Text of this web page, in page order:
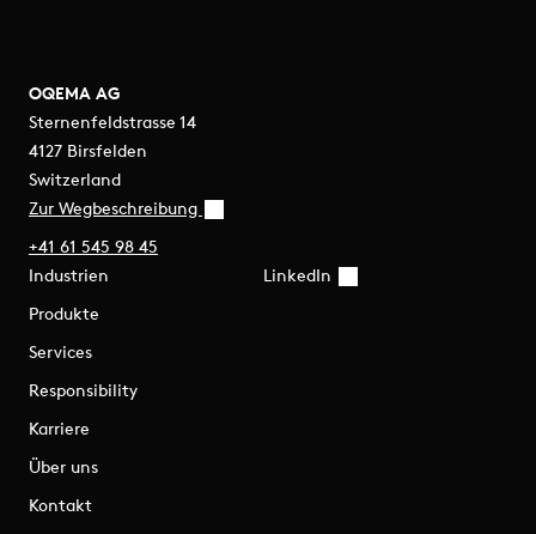
OQEMA AG
Sternenfeldstrasse 14
4127 Birsfelden
Switzerland
Zur Wegbeschreibung
+41 61 545 98 45
Industrien
Produkte
Services
Responsibility
Karriere
Über uns
Kontakt
LinkedIn